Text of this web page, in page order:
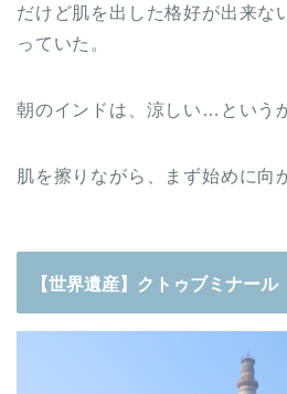
だけど肌を出した格好が出来な
っていた。
朝のインドは、涼しい…という
肌を擦りながら、まず始めに向
【世界遺産】クトゥブミナール